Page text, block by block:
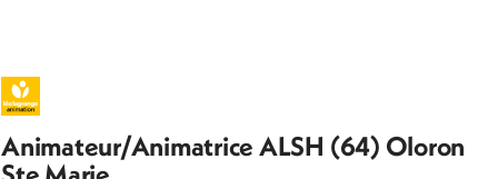
Animateur/Animatrice ALSH (64) Oloron